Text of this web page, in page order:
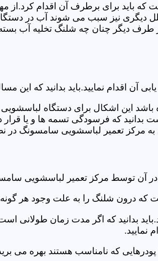
باید برای برطرف آن اقدام کرد.از
علل دیگری نیز سبب می شوند آب در
طرف دیگر چنان چه شلنگ تخلیه آب
اقدام نمایید.باید بدانید که این
باشد این اشکال برای دستگاه
که فرسودگی تسمه ها و یا قرار
مرکز تعمیر لباسشویی سامسونگ در
آن توسط مرکز تعمیر لباسشویی
که درون شلنگ را به علت وجود هر
بدانید که اگر مدت زمان طولانی است
نمایید.
پودرهایی که نامناسب هستند بهره